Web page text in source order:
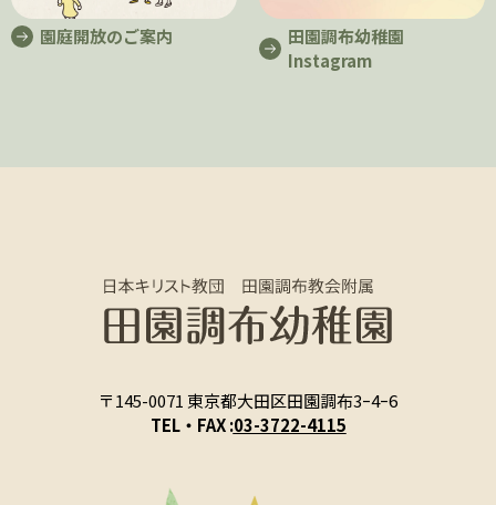
園庭開放のご案内
田園調布幼稚園
Instagram
〒145-0071 東京都大田区田園調布3ｰ4ｰ6
TEL・FAX :03-3722-4115